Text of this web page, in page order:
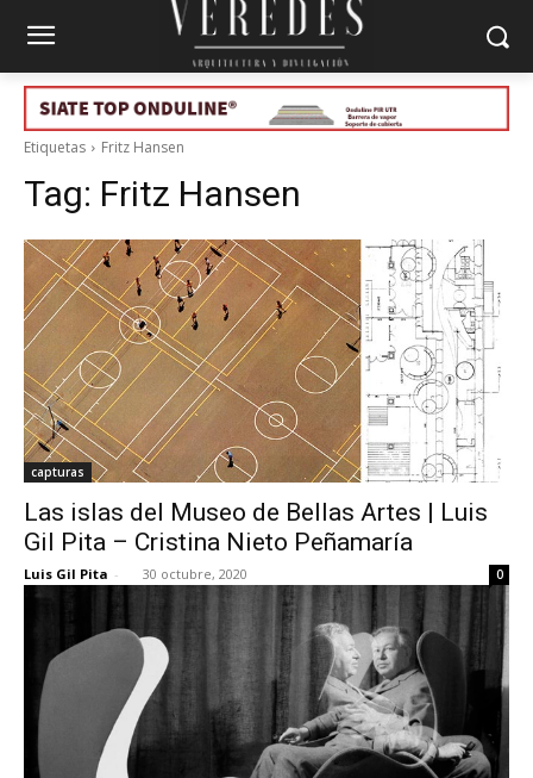
Etiquetas Fritz Hansen
Tag: Fritz Hansen
capturas
Las islas del Museo de Bellas Artes | Luis
Gil Pita – Cristina Nieto Peñamaría
Luis Gil Pita - 30 octubre, 2020 0